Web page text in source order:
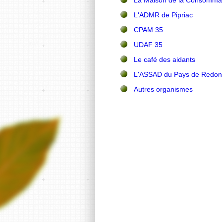
L'ADMR de Pipriac
CPAM 35
UDAF 35
Le café des aidants
L'ASSAD du Pays de Redon
Autres organismes